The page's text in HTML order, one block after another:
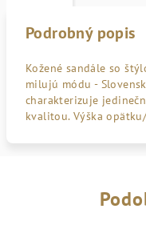
Podrobný popis
Kožené sandále so
milujú módu -
charakterizuje
kvalitou. Výška